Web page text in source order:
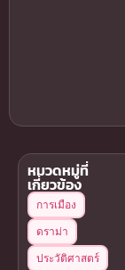
หมวดหมู่ที่
เกี่ยวข้อง
การเมือง
ดราม่า
ประวัติศาสตร์